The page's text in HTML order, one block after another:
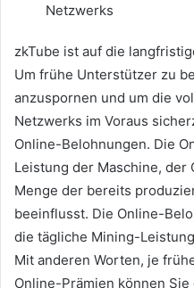
Netzwerks
zkTube ist auf die
Um frühe Unterstützer zu
anzuspornen und um die
Netzwerks im Voraus
Online-Belohnungen. Die
Leistung der Maschine,
Menge der bereits
beeinflusst. Die Online-
die tägliche Mining-
Mit anderen Worten, je
Online-Prämien können Sie